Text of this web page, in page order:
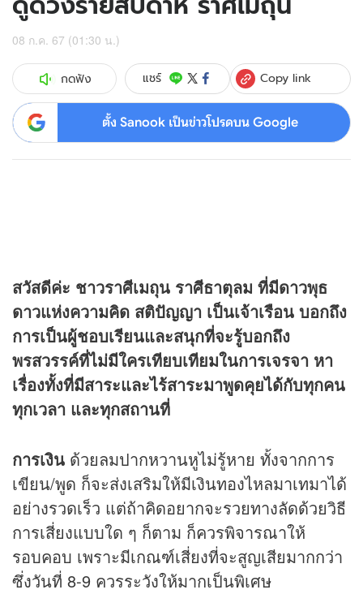
08 ก.ค. 67 (01:30 น.)
กดฟัง แชร์ Copy link
ตั้ง Sanook เป็นข่าวโปรดบน Google
สวัสดีค่ะ ชาวราศีเมถุน ราศีธาตุลม ที่มีดาวพุธ
ดาวแห่งความคิด สติปัญญา เป็นเจ้าเรือน บอกถึง
การเป็นผู้ชอบเรียนและสนุกที่จะรู้บอกถึง
พรสวรรค์ที่ไม่มีใครเทียบเทียมในการเจรจา หา
เรื่องทั้งที่มีสาระและไร้สาระมาพูดคุยได้กับทุกคน
ทุกเวลา และทุกสถานที่
การเงิน ด้วยลมปากหวานหูไม่รู้หาย ทั้งจากการ
เขียน/พูด ก็จะส่งเสริมให้มีเงินทองไหลมาเทมาได้
อย่างรวดเร็ว แต่ถ้าคิดอยากจะรวยทางลัดด้วยวิธี
การเสี่ยงแบบใด ๆ ก็ตาม ก็ควรพิจารณาให้
รอบคอบ เพราะมีเกณฑ์เสี่ยงที่จะสูญเสียมากกว่า
ซึ่งวันที่ 8-9 ควรระวังให้มากเป็นพิเศษ